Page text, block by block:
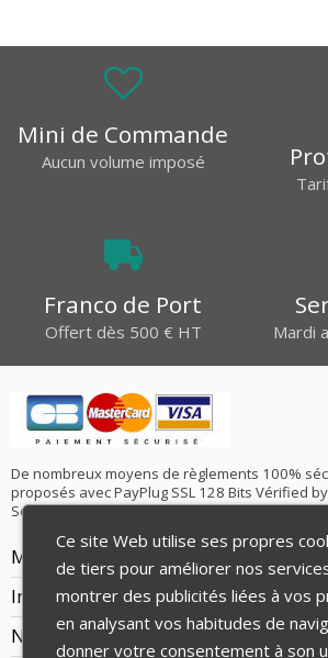
Mini de Commande
Aucun volume imposé
Franco de Port
Offert dès 500 € HT Mardi
De nombreux moyens de règlements 100%
proposés avec PayPlug SSL 128 Bits Vérified
SecureCode ainsi que le Virement Bancaire
Mentions Légales
Informations
Notre Société
Ce site Web utilise ses propres
de tiers pour améliorer nos
montrer des publicités liées à vos
en analysant vos habitudes de
donner votre consentement à son